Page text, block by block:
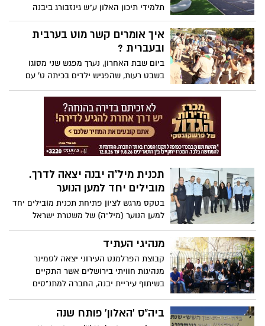
תלמידי תיכון האלון ע"ש גינזבורג ביבנה
התבשרו השבוע על עלייתה של נבחרת ביה"ס
לשלב ג' המתקדם בחידון החלל ע"ש
האסטרונאוט הישראלי, אילן רמון ז"ל
איך אומרים קשר מוט בערבית
ובעברית ?
ביום שבת האחרון, נערך מפגש שני מסוגו
בשבט רעות, שהפגיש ילדים בכיתה ט' עם
ילדים ממגזרים שונים בישראל. המפגש הוא
חלק מתכנית "מעגלים", תכנית לדו קיום,
המפגישה ילדים מכיתה ט' עם מקבילים להם
במגזרים שונים בהתאחדות הצופים
תכנית מיל"ה יבנה יצאה לדרך.
מובילים יחד למען הנוער
בטקס מרגש לציון פתיחת תכנית מובילים יחד
למען הנוער (מיל"ה) של משטרת ישראל
שנערך בשבוע האחרון בתיכון האורן ביבנה
בשיתוף פעולה עם עיריית יבנה ותיכון האורן.
בני נוער בכיתות ח' אשר נועדה להעצים
אותם, לסייע להם להכיר את עבודת המשטרה
ולהשתלב בהצלחה בחברה
מנהיגי העתיד
קבוצת הפרלמנט העירוני יצאה לסמינר
מנהיגות חוויתי בירושלים אשר התקיים
בשיתוף עיריית יבנה, החברה למתנ"סים
ביה"ס 'האלון' פותח שנה